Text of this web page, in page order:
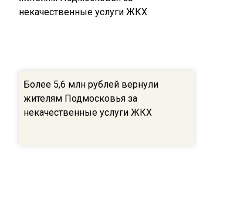
Более 5,6 млн рублей вернули
жителям Подмосковья за
некачественные услуги ЖКХ